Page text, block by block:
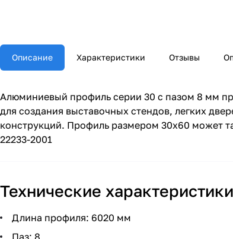
Описание Характеристики Отзывы
Алюминиевый профиль серии 30 с пазом 8 мм
для создания выставочных стендов, легких
конструкций. Профиль размером 30х60 может
22233-2001
Технические характеристики
Длина профиля: 6020 мм
Паз: 8